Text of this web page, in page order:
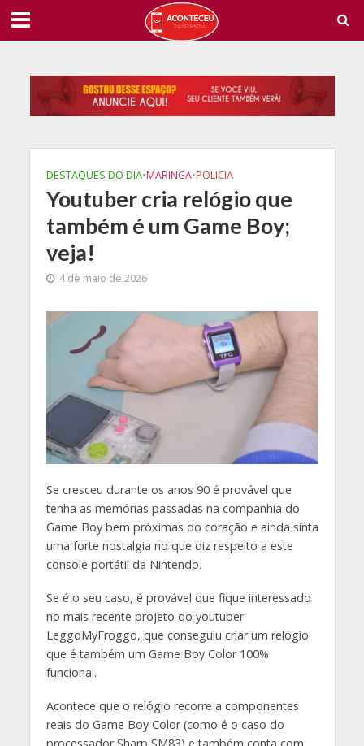
DESTAQUES DO DIA•MARINGA•POLICIA
Youtuber cria relógio que
também é um Game Boy;
veja!
4 de maio de 2026
Se cresceu durante os anos 90 é provável que
tenha as memórias passadas na companhia do
Game Boy bem próximas do coração e ainda sinta
uma forte nostalgia no que diz respeito a este
console portátil da Nintendo.
Se é o seu caso, é provável que fique interessado
no mais recente projeto do youtuber
LeggoMyFroggo, que conseguiu criar um relógio
que é também um Game Boy Color 100%
funcional.
Acontece que o relógio recorre a componentes
reais do Game Boy Color (como é o caso do